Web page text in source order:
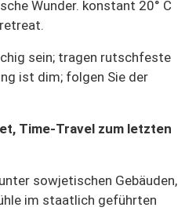
Wunder. konstant 20° C
sein; tragen rutschfeste
ist dim; folgen Sie der
Time-Travel zum letzten
sowjetischen Gebäuden,
im staatlich geführten